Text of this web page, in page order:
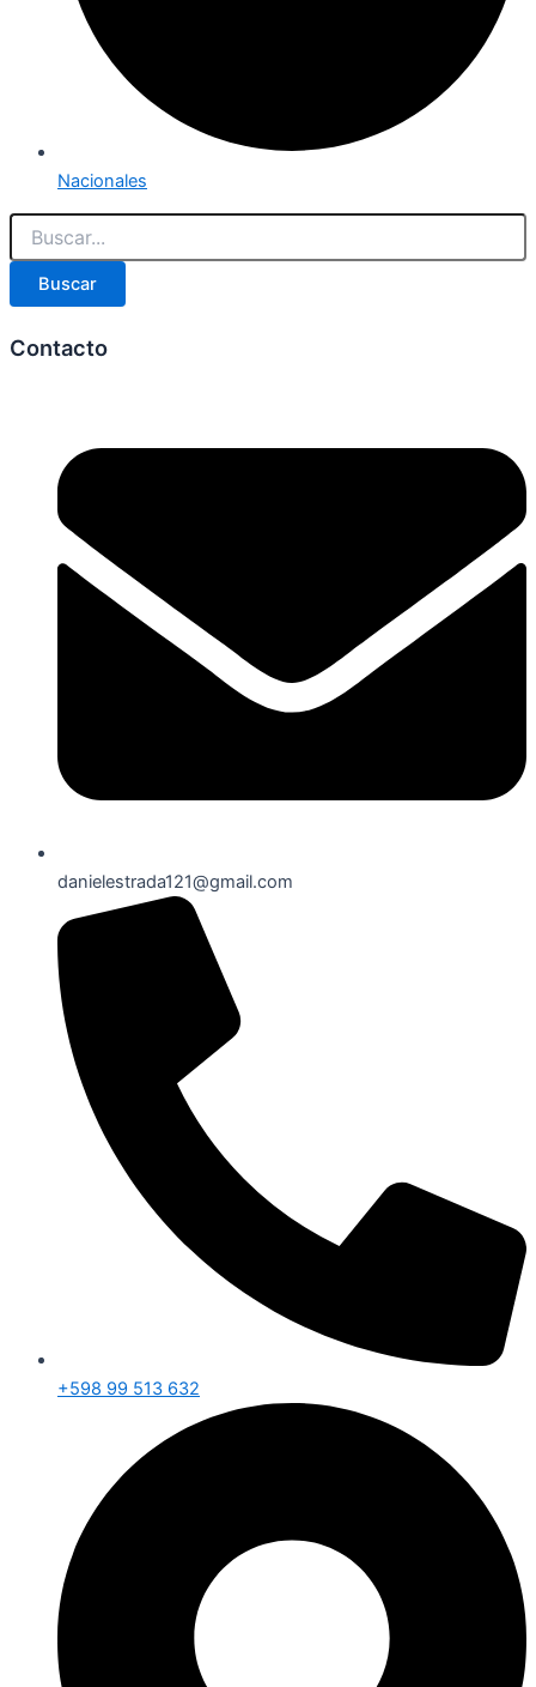
Nacionales
Buscar
Contacto
danielestrada121@gmail.com
+598 99 513 632